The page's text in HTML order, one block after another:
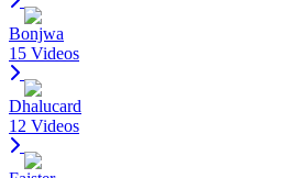
Bonjwa
15 Videos
Dhalucard
12 Videos